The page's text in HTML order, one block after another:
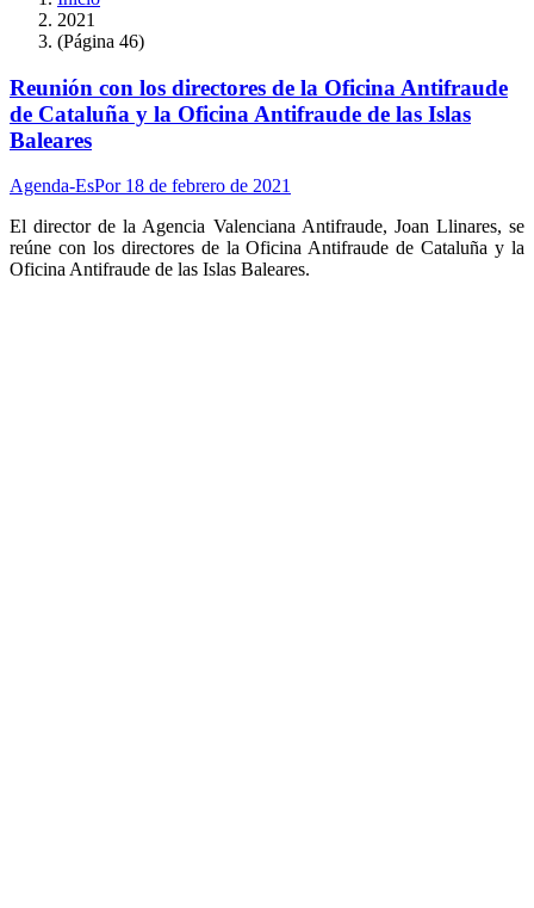
2021
(Página 46)
Reunión con los directores de la Oficina Antifraude
de Cataluña y la Oficina Antifraude de las Islas
Baleares
Agenda-EsPor 18 de febrero de 2021
El director de la Agencia Valenciana Antifraude, Joan Llinares, se
reúne con los directores de la Oficina Antifraude de Cataluña y la
Oficina Antifraude de las Islas Baleares.